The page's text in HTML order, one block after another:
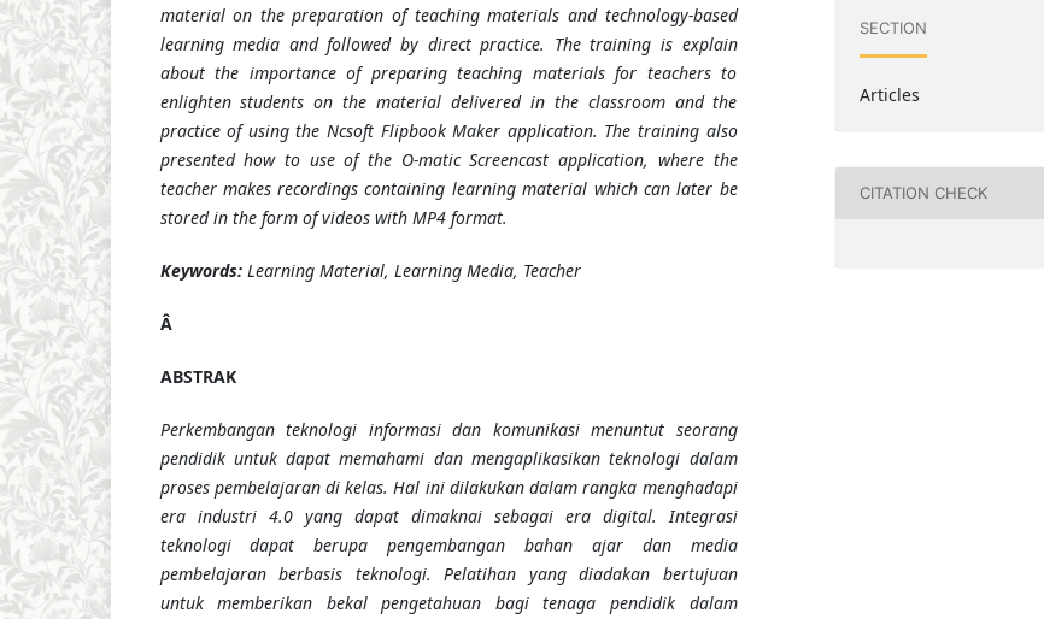
material on the preparation of teachingmaterials and technology-based
learning media and followed by direct practice. Thetraining is explain
about the importance of preparing teaching materials for teachers to
enlighten students on the material delivered in the classroom and the
practice of using the Ncsoft Flipbook Maker application. The training also
presentedhow touse of the O-matic Screencast application, where the
teacher makes recordings containing learning material which can later be
stored in the form of videos with MP4 format.
Keywords:Learning Material, Learning Media, Teacher
Â
ABSTRAK
Perkembangan teknologi informasi dan komunikasi menuntut seorang
pendidik untuk dapat memahami dan mengaplikasikan teknologi dalam
proses pembelajaran di kelas. Hal ini dilakukan dalam rangka menghadapi
era industri 4.0 yang dapat dimaknai sebagai era digital. Integrasi
teknologi dapat berupa pengembangan bahan ajar dan media
pembelajaran berbasis teknologi.
Pelatihan yang diadakan bertujuan
untuk memberikan bekal pengetahuan bagi tenaga pendidik dalam
SECTION
Articles
CITATION CHECK